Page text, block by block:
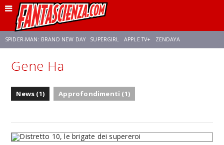
SPIDER-MAN: BRAND NEW DAY SUPERGIRL APPLE TV+ ZENDAYA
FRANCO RICCIARDIELLO
Gene Ha
News (1) Approfondimenti (1)